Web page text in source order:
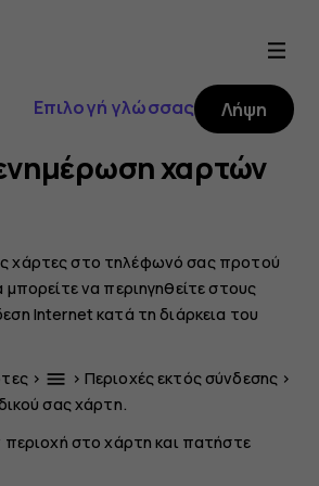
Επιλογή γλώσσας Λήψη
χαρτών
χάρτες στο τηλέφωνό σας προτού
μπορείτε να περιηγηθείτε στους
Internet κατά τη διάρκεια του
> menu > Περιοχές εκτός σύνδεσης >
σας χάρτη.
περιοχή στο χάρτη και πατήστε